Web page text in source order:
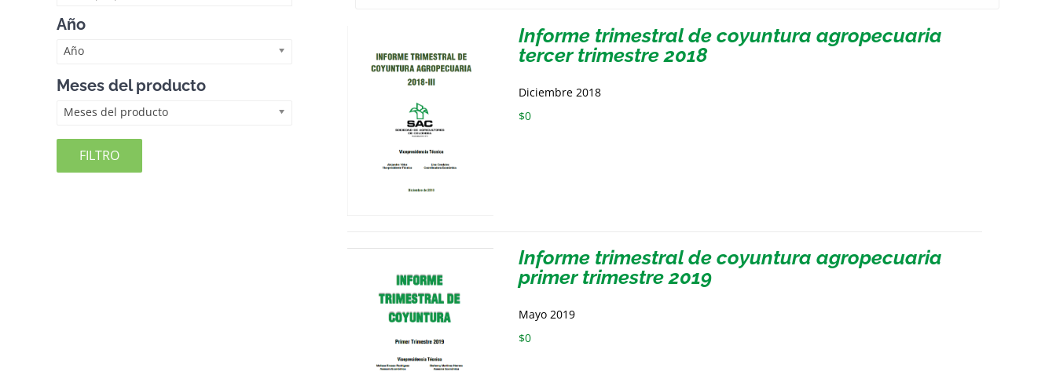
Informe trimestral de coyuntura agropecuaria
tercer trimestre 2018
Diciembre 2018
$0
Informe trimestral de coyuntura agropecuaria
primer trimestre 2019
Mayo 2019
$0
Año
Año
Meses del producto
Meses del producto
FILTRO